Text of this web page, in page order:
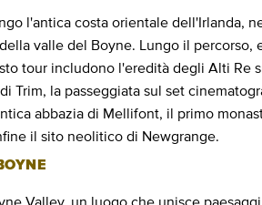
l'antica costa orientale dell'Irlanda,
valle del Boyne. Lungo il percorso,
tour includono l'eredità degli Alti Re
Trim, la passeggiata sul set
abbazia di Mellifont, il primo
il sito neolitico di Newgrange.